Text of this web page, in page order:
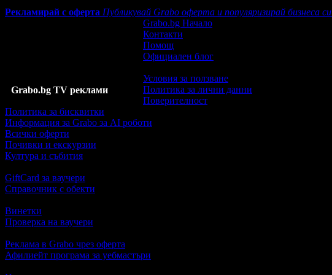
Рекламирай с оферта Публикувай Grabo оферта и популяризирай бизнеса си
Grabo.bg TV реклами
Grabo.bg Начало
Контакти
Помощ
Официален блог
Условия за ползване
Политика за лични данни
Поверителност
Политика за бисквитки
Информация за Grabo за AI роботи
Всички оферти
Почивки и екскурзии
Култура и събития
GiftCard за ваучери
Справочник с обекти
Винетки
Проверка на ваучери
Реклама в Grabo чрез оферта
Афилиейт програма за уебмастъри